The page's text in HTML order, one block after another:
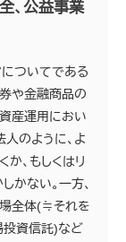
、公益事業
についてである
や金融商品の
産運用におい
人のように、よ
、もしくはリ
かない。一方、
全体(≒それを
投資信託)など